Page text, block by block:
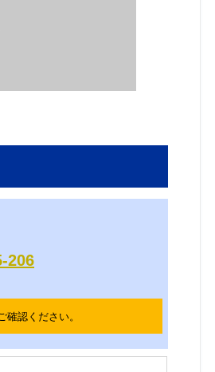
206
確認ください。